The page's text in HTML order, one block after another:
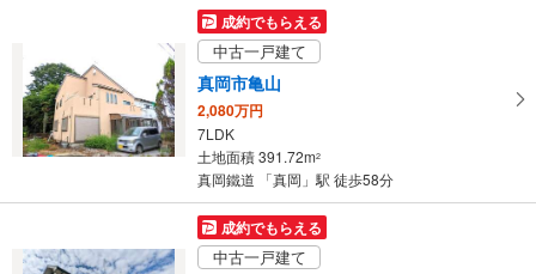
成約でもらえる
中古一戸建て
真岡市亀山
2,080万円
7LDK
土地面積 391.72m2
真岡鐵道 「真岡」駅 徒歩58分
成約でもらえる
中古一戸建て